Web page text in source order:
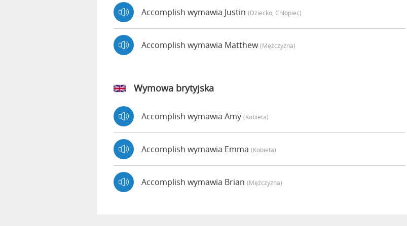
Accomplish wymawia Justin (dziecko, Chłopiec)
Accomplish wymawia Matthew(mężczyzna)
Wymowa brytyjska
Accomplish wymawia Amy (kobieta)
Accomplish wymawia Emma (kobieta)
Accomplish wymawia Brian (mężczyzna)